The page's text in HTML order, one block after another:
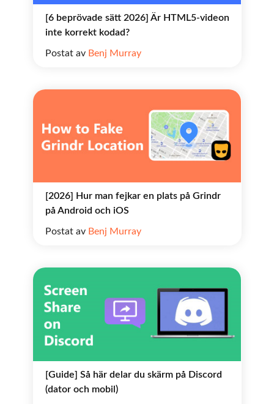
[6 beprövade sätt 2026] Är HTML5-videon
inte korrekt kodad?
Postat av Benj Murray
[2026] Hur man fejkar en plats på Grindr
på Android och iOS
Postat av Benj Murray
[Guide] Så här delar du skärm på Discord
(dator och mobil)